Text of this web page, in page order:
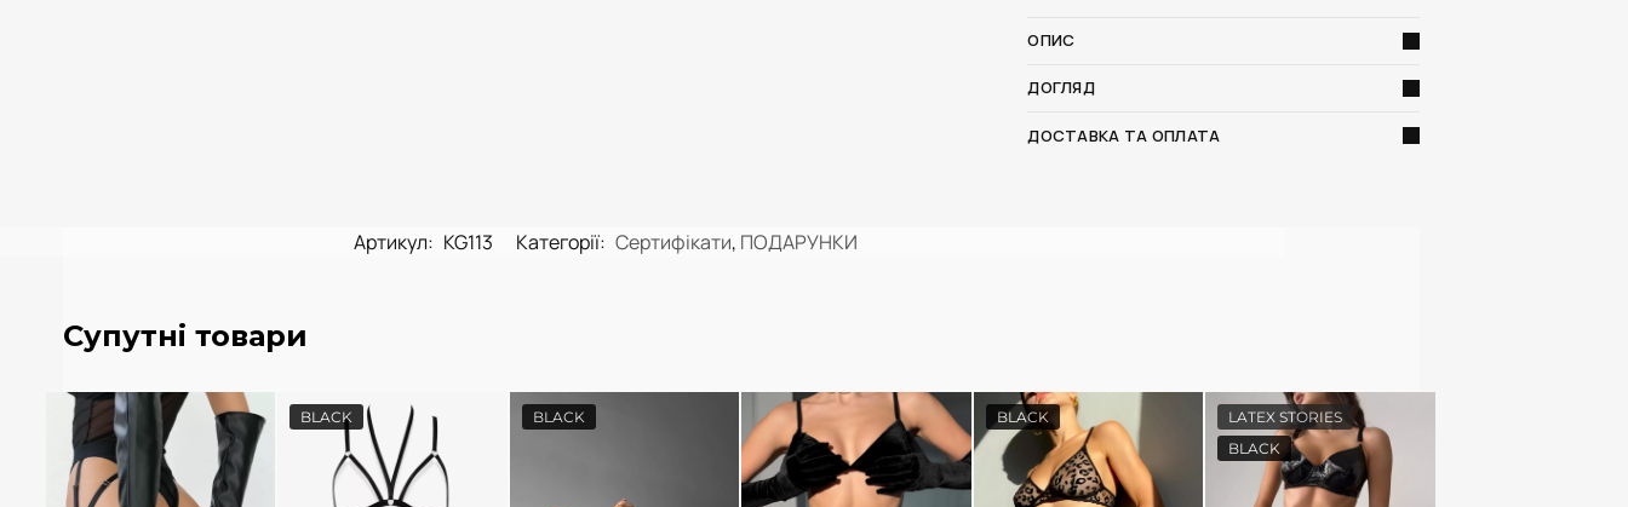
ОПИС
ДОГЛЯД
ДОСТАВКА ТА ОПЛАТА
Артикул: KG113 Категорії: Сертифікати, ПОДАРУНКИ
Супутні товари
BLACK BLACK BLACK
LATEX STORIES
BLACK